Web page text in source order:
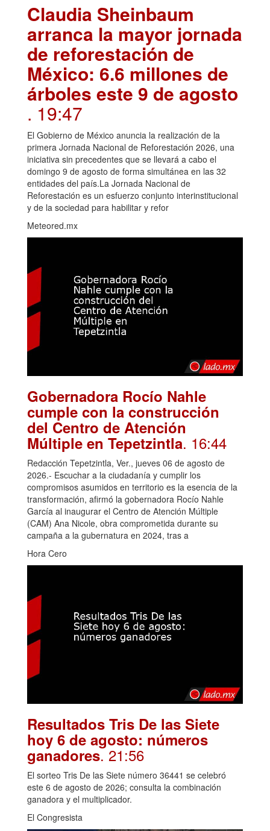
Claudia Sheinbaum
arranca la mayor jornada
de reforestación de
México: 6.6 millones de
árboles este 9 de agosto
. 19:47
El Gobierno de México anuncia la realización de la
primera Jornada Nacional de Reforestación 2026, una
iniciativa sin precedentes que se llevará a cabo el
domingo 9 de agosto de forma simultánea en las 32
entidades del país.La Jornada Nacional de
Reforestación es un esfuerzo conjunto interinstitucional
y de la sociedad para habilitar y refor
Meteored.mx
Gobernadora Rocío Nahle
cumple con la construcción
del Centro de Atención
Múltiple en Tepetzintla. 16:44
Redacción Tepetzintla, Ver., jueves 06 de agosto de
2026.- Escuchar a la ciudadanía y cumplir los
compromisos asumidos en territorio es la esencia de la
transformación, afirmó la gobernadora Rocío Nahle
García al inaugurar el Centro de Atención Múltiple
(CAM) Ana Nicole, obra comprometida durante su
campaña a la gubernatura en 2024, tras a
Hora Cero
Resultados Tris De las Siete
hoy 6 de agosto: números
ganadores. 21:56
El sorteo Tris De las Siete número 36441 se celebró
este 6 de agosto de 2026; consulta la combinación
ganadora y el multiplicador.
El Congresista